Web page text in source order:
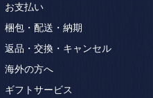
お支払い
梱包・配送・納期
返品・交換・キャンセル
海外の方へ
ギフトサービス